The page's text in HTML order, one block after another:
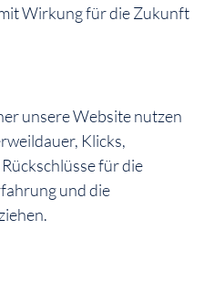
Wirkung für die Zukunft
unsere Website nutzen
Klicks,
für die
und die